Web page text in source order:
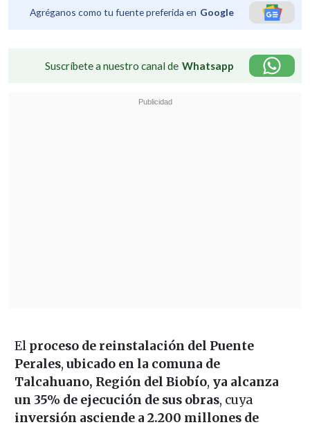
Agréganos como tu fuente preferida en Google
Suscríbete a nuestro canal de Whatsapp
El proceso de reinstalación del Puente
Perales, ubicado en la comuna de
Talcahuano, Región del Biobío, ya alcanza
un 35% de ejecución de sus obras, cuya
inversión asciende a 2.200 millones de